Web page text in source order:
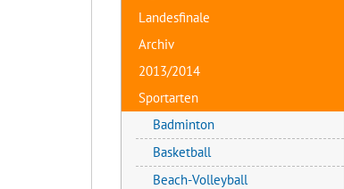
Landesfinale
Archiv
2013/2014
Sportarten
Badminton
Basketball
Beach-Volleyball